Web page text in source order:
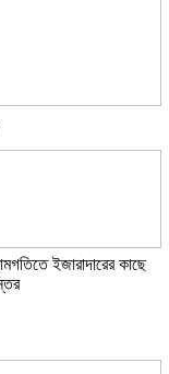
ইজারাদারের কাছে